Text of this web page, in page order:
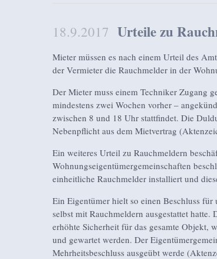
18.9.2017 Urteile zu
Mieter müssen es nach einem Urteil des
der Vermieter die Rauchmelder in der
Der Mieter muss einem Techniker Zugang
mindestens zwei Wochen vorher –
zwischen 8 und 18 Uhr stattfindet. Die
Nebenpflicht aus dem Mietvertrag
Ein weiteres Urteil zu Rauchmeldern
Wohnungseigentümergemeinschaften
einheitliche Rauchmelder installiert und
Ein Eigentümer hielt so einen Beschluss
selbst mit Rauchmeldern ausgestattet
erhöhte Sicherheit für das gesamte Objekt,
und gewartet werden. Der
Mehrheitsbeschluss ausgeübt werde